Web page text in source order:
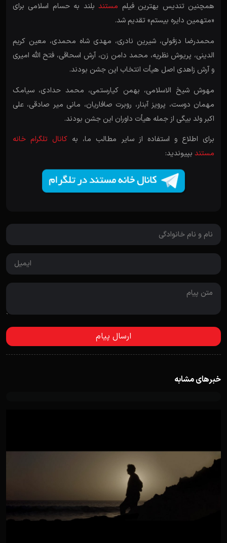
همچنین تندیس بهترین فیلم مستندبلند به حسام اسلامی برای
«متهمین دایره بیستم» تقدیم شد.
محمدرضا دزفولی، شیرین نادری، مهدی شاه محمدی، معین کریم
الدینی، پریوش نظریه، محمد دامن زن، آرش اسحاقی، فتح الله امیری
و آرش زاهدی اصل هیأت انتخاب این جشن بودند.
مهوش شیخ الاسلامی، بهمن کیارستمی، محمد حدادی، سیامک
مهمان دوست، پرویز آبنار، روبرت صافاریان، مانی میر صادقی، علی
اکبر ولد بیگی از جمله هیأت داوران این جشن بودند.
برای اطلاع و استفاده از سایر مطالب ما، به کانال تلگرام خانه
مستندبپیوندید:
خبرهای مشابه